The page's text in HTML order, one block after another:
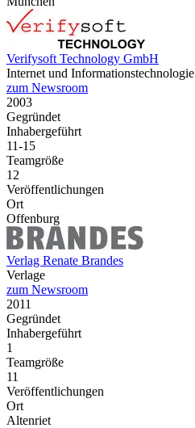
Verifysoft Technology GmbH
Internet und Informationstechnologie
zum Newsroom
2003
Gegründet
Inhabergeführt
11-15
Teamgröße
12
Veröffentlichungen
Ort
Offenburg
Verlag Renate Brandes
Verlage
zum Newsroom
2011
Gegründet
Inhabergeführt
1
Teamgröße
11
Veröffentlichungen
Ort
Altenriet